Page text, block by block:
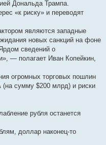
Дональда Трампа.
«к риску» и переводят
являются западные
новых санкций на фоне
сведений о
— полагает Иван Копейкин,
огромных торговых пошлин
(на сумму $200 млрд) и риски
рубля останется
доллар наконец-то